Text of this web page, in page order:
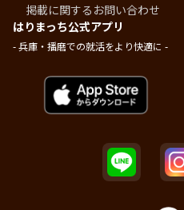
掲載に関するお問い合わせ
はりまっち公式アプリ
- 兵庫・播磨での就活をより快適に -